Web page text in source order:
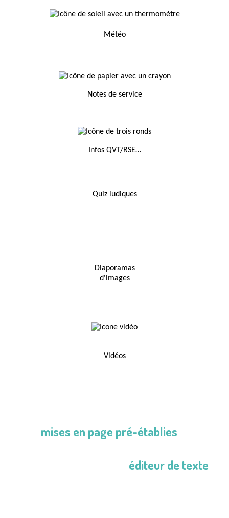
Météo
Notes de service
Infos QVT/RSE…
Quiz ludiques
Diaporamas
d'images
Vidéos
mises en page pré-établies
éditeur de texte